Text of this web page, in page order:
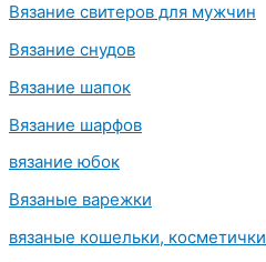
Вязание свитеров для мужчин
Вязание снудов
Вязание шапок
Вязание шарфов
вязание юбок
Вязаные варежки
вязаные кошельки, косметички